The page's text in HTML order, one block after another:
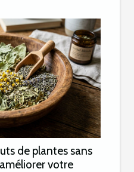
de plantes sans
votre